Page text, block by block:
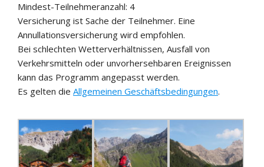
Mindest-Teilnehmeranzahl: 4
Versicherung ist Sache der Teilnehmer. Eine
Annullationsversicherung wird empfohlen.
Bei schlechten Wetterverhältnissen, Ausfall von
Verkehrsmitteln oder unvorhersehbaren Ereignissen
kann das Programm angepasst werden.
Es gelten die Allgemeinen Geschäftsbedingungen.